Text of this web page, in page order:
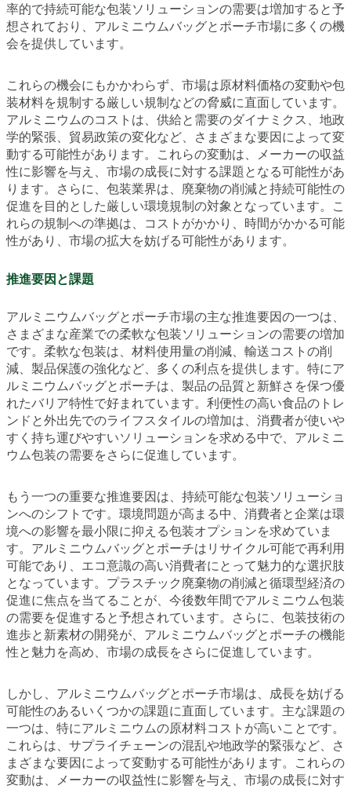
率的で持続可能な包装ソリューションの需要は増加すると予
想されており、アルミニウムバッグとポーチ市場に多くの機
会を提供しています。
これらの機会にもかかわらず、市場は原材料価格の変動や包
装材料を規制する厳しい規制などの脅威に直面しています。
アルミニウムのコストは、供給と需要のダイナミクス、地政
学的緊張、貿易政策の変化など、さまざまな要因によって変
動する可能性があります。これらの変動は、メーカーの収益
性に影響を与え、市場の成長に対する課題となる可能性があ
ります。さらに、包装業界は、廃棄物の削減と持続可能性の
促進を目的とした厳しい環境規制の対象となっています。こ
れらの規制への準拠は、コストがかかり、時間がかかる可能
性があり、市場の拡大を妨げる可能性があります。
推進要因と課題
アルミニウムバッグとポーチ市場の主な推進要因の一つは、
さまざまな産業での柔軟な包装ソリューションの需要の増加
です。柔軟な包装は、材料使用量の削減、輸送コストの削
減、製品保護の強化など、多くの利点を提供します。特にア
ルミニウムバッグとポーチは、製品の品質と新鮮さを保つ優
れたバリア特性で好まれています。利便性の高い食品のトレ
ンドと外出先でのライフスタイルの増加は、消費者が使いや
すく持ち運びやすいソリューションを求める中で、アルミニ
ウム包装の需要をさらに促進しています。
もう一つの重要な推進要因は、持続可能な包装ソリューショ
ンへのシフトです。環境問題が高まる中、消費者と企業は環
境への影響を最小限に抑える包装オプションを求めていま
す。アルミニウムバッグとポーチはリサイクル可能で再利用
可能であり、エコ意識の高い消費者にとって魅力的な選択肢
となっています。プラスチック廃棄物の削減と循環型経済の
促進に焦点を当てることが、今後数年間でアルミニウム包装
の需要を促進すると予想されています。さらに、包装技術の
進歩と新素材の開発が、アルミニウムバッグとポーチの機能
性と魅力を高め、市場の成長をさらに促進しています。
しかし、アルミニウムバッグとポーチ市場は、成長を妨げる
可能性のあるいくつかの課題に直面しています。主な課題の
一つは、特にアルミニウムの原材料コストが高いことです。
これらは、サプライチェーンの混乱や地政学的緊張など、さ
まざまな要因によって変動する可能性があります。これらの
変動は、メーカーの収益性に影響を与え、市場の成長に対す